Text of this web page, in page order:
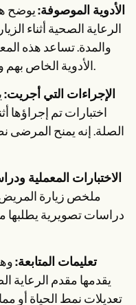
الأدوية الموصوفة: يوضح
الرعاية الصحية أثناء
والمدة. تساعد هذه
الأدوية الخاص بهم وضمان الالتزام المناسب بالعلاج.
الإجراءات التي أجريت:
اختبارات تم إجراؤها
الصلة. إنه يمنح المرضى
الاختبارات المعملية
ملخص زيارة المريض
دراسات تصويرية يطلبها
تعليمات المتابعة:
يقدمها مقدم الرعاية
تعديلات نمط الحياة أو